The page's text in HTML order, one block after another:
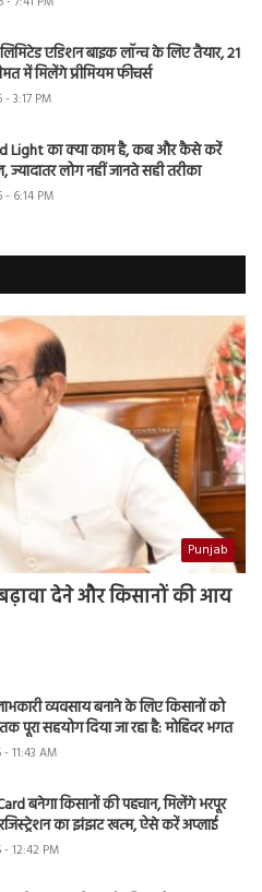
एडिशन बाइक लॉन्च के लिए तैयार, 21
में मिलेंगे प्रीमियम फीचर्स
3:17 PM
Light का क्या काम है, कब और कैसे करें
ज्यादातर लोग नहीं जानते सही तरीका
- 6:14 PM
Punjab
देने और किसानों की आय
व्यवसाय बनाने के लिए किसानों को
पूरा सहयोग दिया जा रहा है: मोहिंदर भगत
11:43 AM
बनेगा किसानों की पहचान, मिलेंगे भरपूर
रजिस्ट्रेशन का झंझट खत्म, ऐसे करें अप्लाई
- 12:42 PM